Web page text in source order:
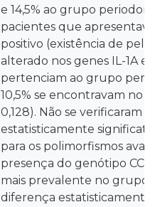
e 14,5% ao grupo
pacientes que
positivo (existência de
alterado nos genes IL-1A e
pertenciam ao grupo
10,5% se encontravam no
0,128). Não se verificaram
estatisticamente
para os polimorfismos
presença do genótipo CC
mais prevalente no grupo
diferença estatisticamente